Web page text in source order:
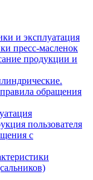
и эксплуатация
пресс‑масленок
продукции и
обращения
пользователя
с